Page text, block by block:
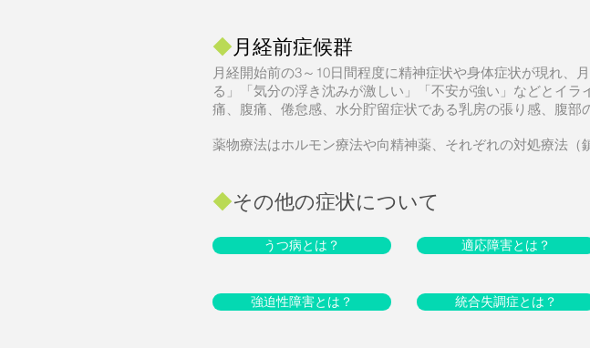
◆月経前症候群
月経開始前の3～10日間程度に精神症状や身体症状が現れ、
る」「気分の浮き沈みが激しい」「不安が強い」などとイ
痛、腹痛、倦怠感、水分貯留症状である乳房の張り感、腹部
薬物療法はホルモン療法や向精神薬、それぞれの対処療法（
◆その他の症状について
統合失調症とは？
強迫性障害とは？
適応障害とは？
うつ病とは？